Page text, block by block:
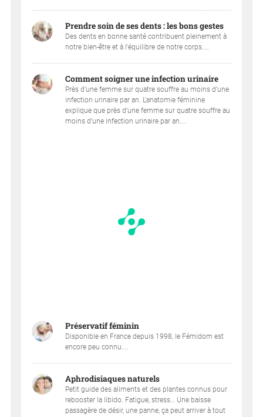
Prendre soin de ses dents : les bons gestes
Des dents en bonne santé contribuent pleinement à
notre bien-être et à l'équilibre de notre corps....
Comment soigner une infection urinaire
Près d’une femme sur quatre souffre au moins d’une
infection urinaire par an. L’anatomie féminine
explique que près d’une femme sur quatre souffre au
moins d’une infection urinaire par an....
Préservatif féminin
Disponible en France depuis 1998, le Fémidom est
encore peu connu....
Aphrodisiaques naturels
Petit guide des aliments et des plantes connus pour
rebooster la libido. Fatigue, stress… Une baisse
passagère de désir, une panne, ça peut arriver à tout